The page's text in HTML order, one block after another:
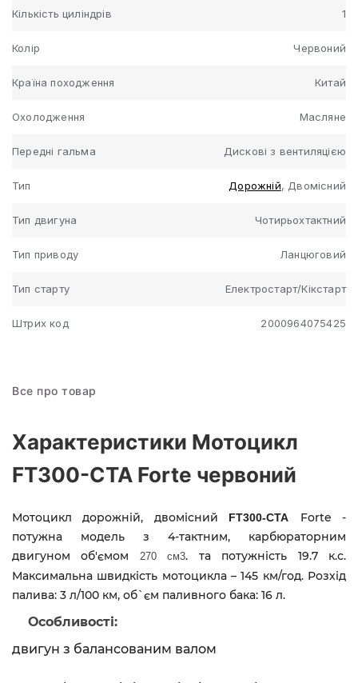
Кількість циліндрів 1
Колір Червоний
Країна походження Китай
Охолодження Масляне
Передні гальма Дискові з вентиляцією
Тип Дорожній, Двомісний
Тип двигуна Чотирьохтактний
Тип приводу Ланцюговий
Тип старту Електростарт/Кікстарт
Штрих код 2000964075425
Все про товар
Характеристики Мотоцикл
FT300-CTA Forte червоний
Мотоцикл дорожній, двомісний FT300-CTA Forte -
потужна модель з 4-тактним, карбюраторним
двигуном об'ємом
270 см3. та потужність 19.7 к.с.
Максимальна швидкість мотоцикла – 145 км/год. Розхід
палива: 3 л/100 км, об`єм паливного бака: 16 л.
Особливості:
двигун з балансованим валом